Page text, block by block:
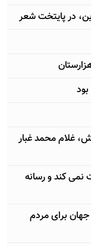
در پایتخت شعر
غلام محمد غبار
نمی کند و رسانه
125 شاعر از 68 کشور جهان برای مردم